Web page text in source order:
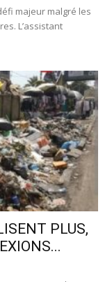
majeur malgré les
L’assistant
PLUS,